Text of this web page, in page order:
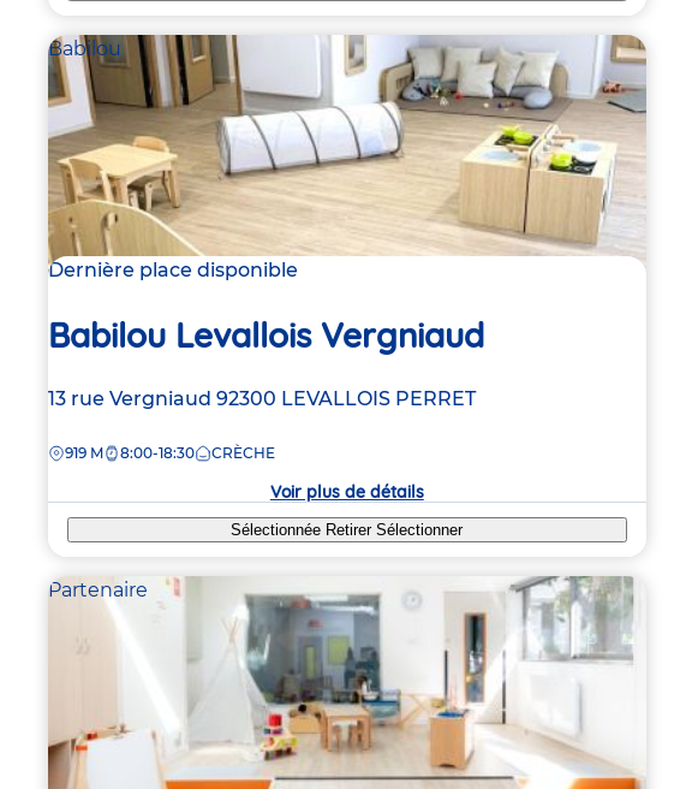
Babilou
Dernière place disponible
Babilou Levallois Vergniaud
Adresse
la
13 rue Vergniaud 92300 LEVALLOIS PERRET
DISTANCE
919 M 8:00-18:30 CRÈCHE
Voir plus de détails
Sélectionnée RetirerSélectionner
Partenaire